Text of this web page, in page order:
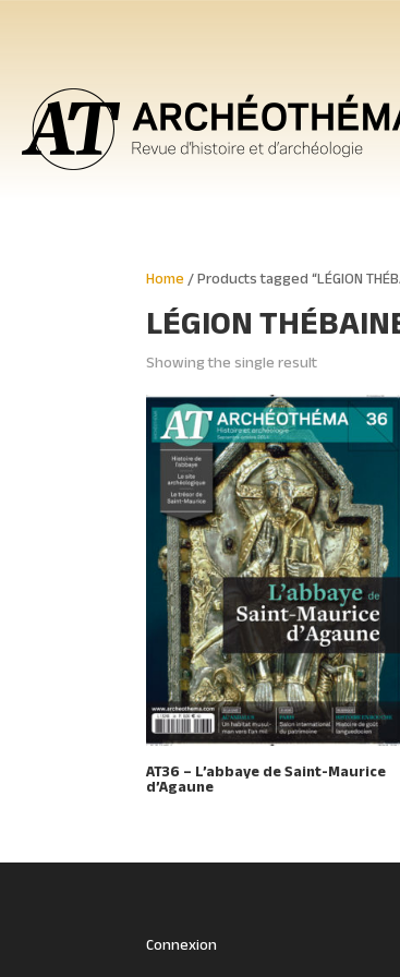
Home / Products tagged “LÉGION
LÉGION
Showing the single result
AT36 – L’abbaye de Saint-Maurice
d’Agaune
Connexion